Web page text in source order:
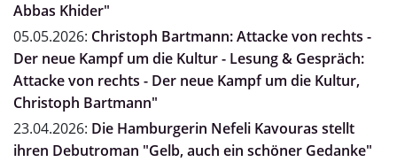
Abbas Khider"
05.05.2026: Christoph Bartmann: Attacke von rechts -
Der neue Kampf um die Kultur - Lesung & Gespräch:
Attacke von rechts - Der neue Kampf um die Kultur,
Christoph Bartmann"
23.04.2026: Die Hamburgerin Nefeli Kavouras stellt
ihren Debutroman "Gelb, auch ein schöner Gedanke"